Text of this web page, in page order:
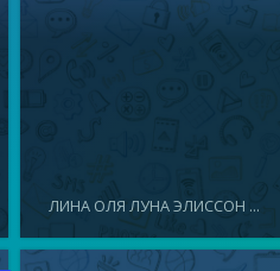
ЛИНА ОЛЯ ЛУНА ЭЛИССОН ...